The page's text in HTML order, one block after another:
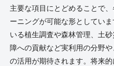
主要な項目にとどめることで
ーニングが可能な形としてい
いる植生調査や森林管理、土
障への貢献など実利用の分野
の活用が期待されます。将来